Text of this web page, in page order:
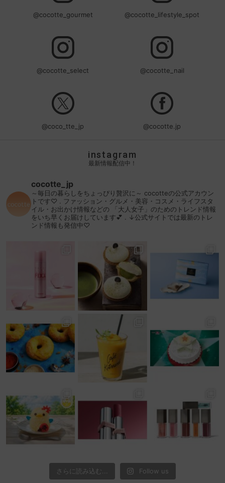
@cocotte_gourmet @cocotte_lifestyle_spot
@cocotte_select @cocotte_nail
@coco_tte_jp @cocotte.jp
instagram
最新情報配信中！
cocotte_jp
～毎日の暮らしをちょっぴり贅沢に～ cocotteの公式アカウン
トです♡
ファッション・グルメ・美容・コスメ・ライフスタ
イル・お出かけ情報などの 「大人女子」のためのトレンド情報
をいち早くお届けしています💕
↓公式サイトでは最新のトレ
ンド情報も発信中♡
さらに読み込む... Follow us